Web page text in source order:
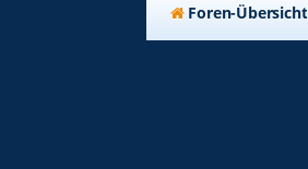
Foren-Übersicht